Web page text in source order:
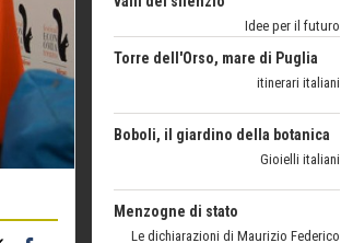
Boboli, il giardino della botanica
Gioielli italiani
Menzogne di stato
Le dichiarazioni di Maurizio Federico
Chi è, e come difendersi dallo
scammer